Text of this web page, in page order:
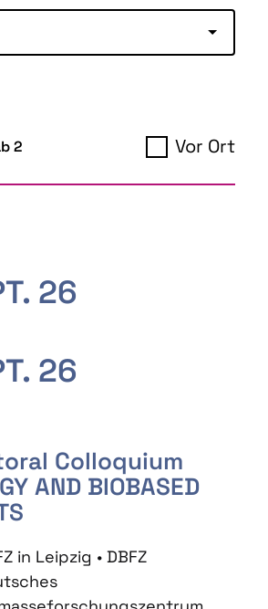
2
Vor Ort
26
26
Colloquium
AND BIOBASED
in Leipzig • DBFZ